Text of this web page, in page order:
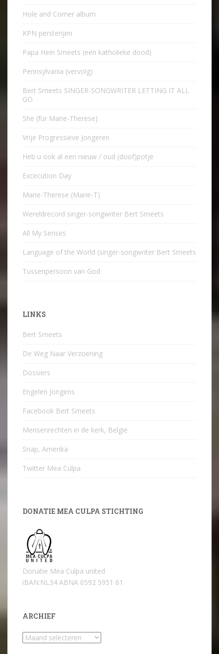
Hole and Corner album
KPN persterijen
Papa Hein Smeets (een katholieke dood)
Pennsylvania (vervolg)
Bert Smeets SINGER-SONGWRITER LETTING IT ALL
GO
She (für Marie-Therese)
Vrije Progressieve Jongeren
Heb u ook al een nieuw / oud (doof)potje
Excecution Day
Marie-Therese (Marie-T)
Wereldrecord singer-songwriter Bert Smeets
All My Senses
Language of the World (singer-songwriter Bert Smeets
Tussenpersoon van God
LINKS
Bert Smeets
De Weg Naar Verzoening
Dossiers
Engelen Jongens
Facebook Bert Smeets
Mensenrechten in de kerk, België
Snap, Amerika
Twitter Mea Culpa
DONATIE MEA CULPA STICHTING
Donatie Mea Culpa united
iBAN:NL34 ABNA 0592 5951 61
ARCHIEF
Archief